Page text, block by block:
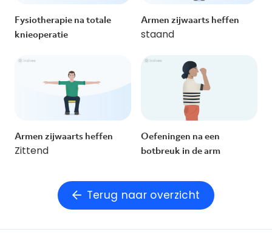
Fysiotherapie na totale
knieoperatie
Armen zijwaarts heffen
staand
Armen zijwaarts heffen
Zittend
Oefeningen na een
botbreuk in de arm
Terug naar overzicht